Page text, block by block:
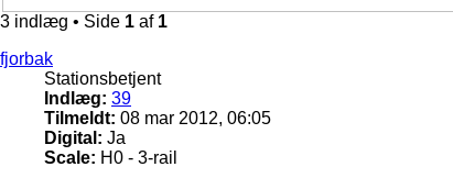
3 indlæg • Side 1 af 1
fjorbak
Stationsbetjent
Indlæg: 39
Tilmeldt: 08 mar 2012, 06:05
Digital: Ja
Scale: H0 - 3-rail